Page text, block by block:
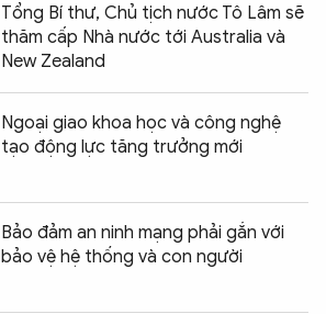
Tổng Bí thư, Chủ tịch nước Tô Lâm sẽ
thăm cấp Nhà nước tới Australia và
New Zealand
Ngoại giao khoa học và công nghệ
tạo động lực tăng trưởng mới
Bảo đảm an ninh mạng phải gắn với
bảo vệ hệ thống và con người